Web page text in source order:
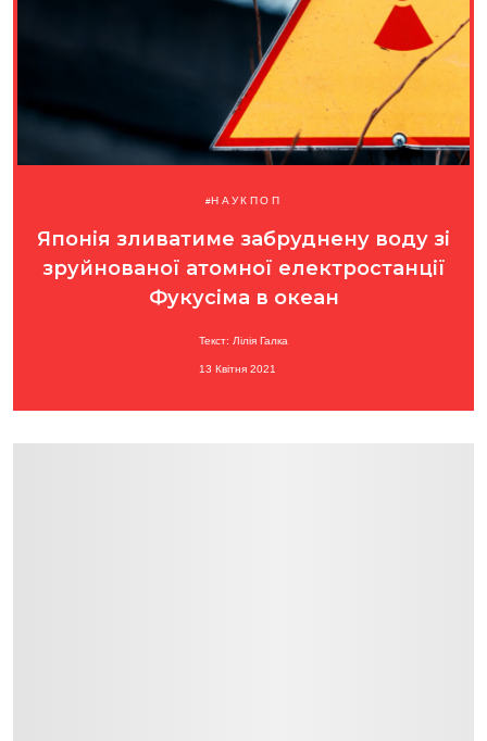
НАУКПОП
Японія зливатиме забруднену воду зі
зруйнованої атомної електростанції
Фукусіма в океан
Текст: Лілія Галка
13 Квітня 2021